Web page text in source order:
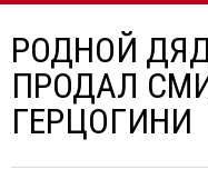
РОДНОЙ
ПРОДАЛ
ГЕРЦОГИНИ